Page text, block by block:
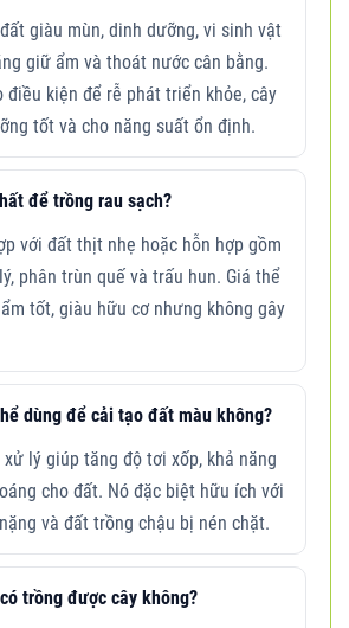
giàu mùn, dinh dưỡng, vi sinh vật
giữ ẩm và thoát nước cân bằng.
điều kiện để rễ phát triển khỏe, cây
tốt và cho năng suất ổn định.
để trồng rau sạch?
với đất thịt nhẹ hoặc hỗn hợp gồm
phân trùn quế và trấu hun. Giá thể
tốt, giàu hữu cơ nhưng không gây
dùng để cải tạo đất màu không?
xử lý giúp tăng độ tơi xốp, khả năng
cho đất. Nó đặc biệt hữu ích với
và đất trồng chậu bị nén chặt.
trồng được cây không?